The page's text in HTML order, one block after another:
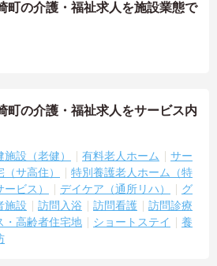
町の介護・福祉求人を施設業態で
町の介護・福祉求人をサービス内
設（老健） 有料老人ホーム
サー
サ高住）
特別養護老人ホーム（特
ビス） デイケア（通所リハ）
グ
施設 訪問入浴 訪問看護
訪問診療
・高齢者住宅地 ショートステイ
養